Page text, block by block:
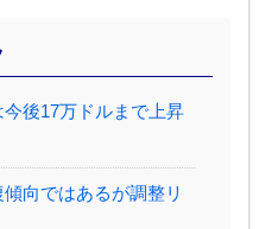
後17万ドルまで上昇
向ではあるが調整リ